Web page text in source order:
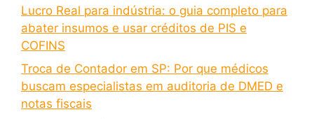
Lucro Real para indústria: o guia completo para
abater insumos e usar créditos de PIS e
COFINS
Troca de Contador em SP: Por que médicos
buscam especialistas em auditoria de DMED e
notas fiscais